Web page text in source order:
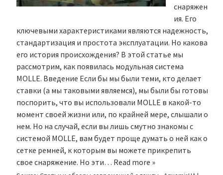
снаряжен
ия. Его
ключевыми характеристиками являются надежность,
стандартизация и простота эксплуатации. Но какова
его история происхождения? В этой статье мы
рассмотрим, как появилась модульная система
MOLLE. Введение Если бы мы были теми, кто делает
ставки (а мы таковыми являемся), мы были бы готовы
поспорить, что вы использовали MOLLE в какой-то
момент своей жизни или, по крайней мере, слышали о
нем. Но на случай, если вы лишь смутно знакомы с
системой MOLLE, вам будет проще думать о ней как о
сетке ремней, к которым вы можете прикрепить
свое снаряжение. Но эти… Read more »